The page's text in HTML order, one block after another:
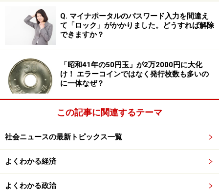
Q. マイナポータルのパスワード入力を間違え
て「ロック」がかかりました。どうすれば解除
できますか？
「昭和41年の50円玉」が2万2000円に大化
け！ エラーコインではなく発行枚数も多いの
に一体なぜ？
この記事に関連するテーマ
社会ニュースの最新トピックス一覧
よくわかる経済
よくわかる政治